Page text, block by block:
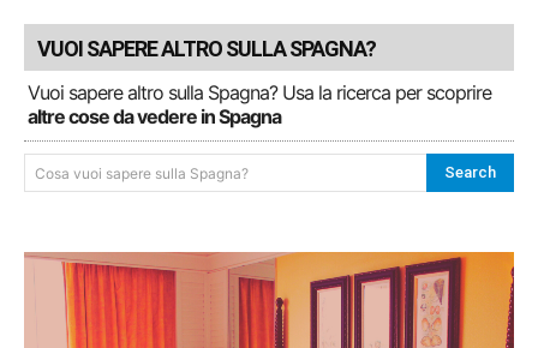
VUOI SAPERE ALTRO SULLA SPAGNA?
Vuoi sapere altro sulla Spagna? Usa la ricerca per scoprire
altre cose da vedere in Spagna
Cosa vuoi sapere sulla Spagna? Search